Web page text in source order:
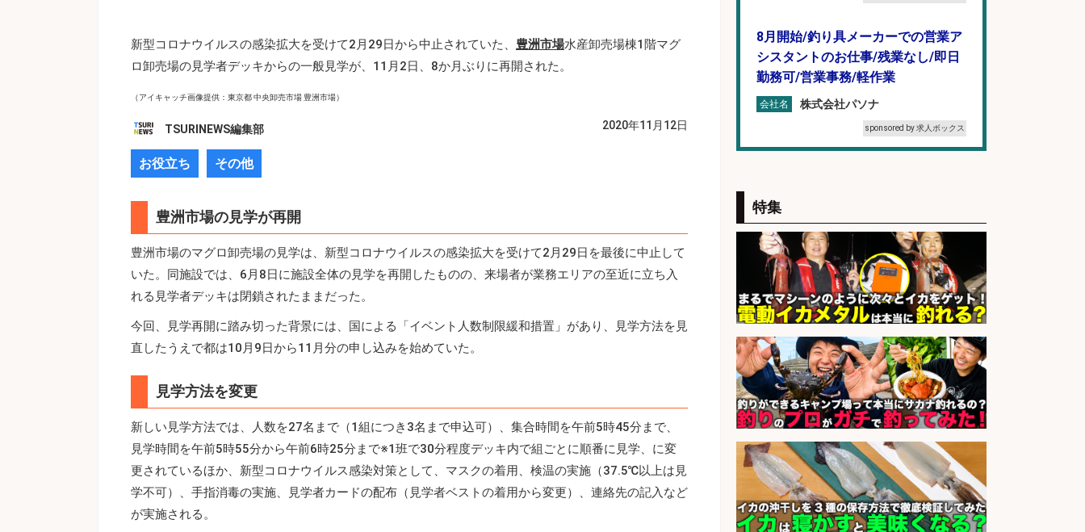
新型コロナウイルスの感染拡大を受けて2月29日から中止されていた、 豊洲市場水産卸売場棟1階マグ
ロ卸売場の見学者デッキからの一般見学が、11月2日、8か月ぶりに再開された。
（アイキャッチ画像提供：東京都 中央卸売市場 豊洲市場）
TSURINEWS編集部 2020年11月12日
お役立ち その他
豊洲市場の見学が再開
豊洲市場のマグロ卸売場の見学は、新型コロナウイルスの感染拡大を受けて2月29日を最後に中止して
いた。同施設では、6月8日に施設全体の見学を再開したものの、来場者が業務エリアの至近に立ち入
れる見学者デッキは閉鎖されたままだった。
今回、見学再開に踏み切った背景には、国による「イベント人数制限緩和措置」があり、見学方法を見
直したうえで都は10月9日から11月分の申し込みを始めていた。
見学方法を変更
新しい見学方法では、人数を27名まで（1組につき3名まで申込可）、集合時間を午前5時45分まで、
見学時間を午前5時55分から午前6時25分まで※1班で30分程度デッキ内で組ごとに順番に見学、に変
更されているほか、新型コロナウイルス感染対策として、マスクの着用、検温の実施（37.5℃以上は見
学不可）、手指消毒の実施、見学者カードの配布（見学者ベストの着用から変更）、連絡先の記入など
が実施される。
8月開始/釣り具メーカーでの営業ア
シスタントのお仕事/残業なし/即日
勤務可/営業事務/軽作業
会社名 株式会社パソナ
sponsored by 求人ボックス
会社名
sponsored by 求人ボックス
釣り具などの出荷作業～～/工場/製
造
sponsored by 求人ボックス
釣り好きを活かす「法人営業」/提
案型ルート営業/直行直帰OK
会社名
株式会社スポーツライフプラネ
ッツ
sponsored by 求人ボックス
釣り具メーカーでの釣り竿の販売促
特集